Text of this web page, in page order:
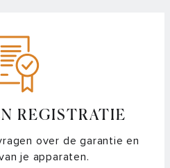
van mijn ATAG oven of
graden aan bij de
lucht tussen het display
REGISTRATIE
over de garantie en
je apparaten.